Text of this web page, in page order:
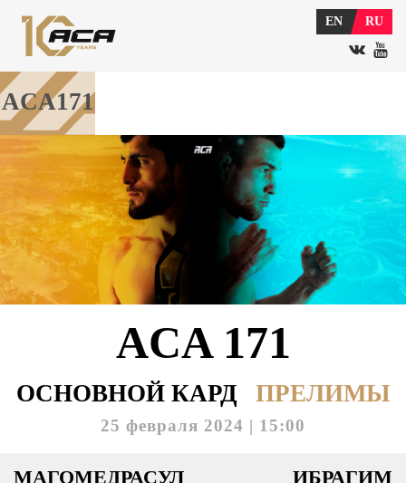
EN RU
ACA171
ACA 171
ОСНОВНОЙ КАРД ПРЕЛИМЫ
25 февраля 2024 | 15:00
МАГОМЕДРАСУЛ
ИБРАГИМ